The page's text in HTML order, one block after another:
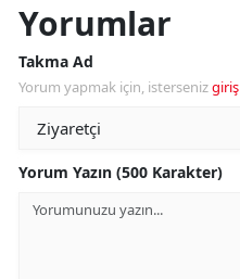
Yorumlar
Takma Ad
Yorum yapmak için, istersenizgiriş
Yorum Yazın (500 Karakter)